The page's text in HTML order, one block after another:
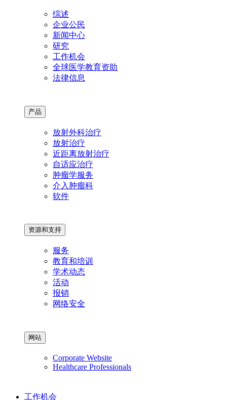
综述
企业公民
新闻中心
研究
工作机会
全球医学教育资助
法律信息
产品
放射外科治疗
放射治疗
近距离放射治疗
自适应治疗
肿瘤学服务
介入肿瘤科
软件
资源和支持
服务
教育和培训
学术动态
活动
报销
网络安全
网站
Corporate Website
Healthcare Professionals
工作机会